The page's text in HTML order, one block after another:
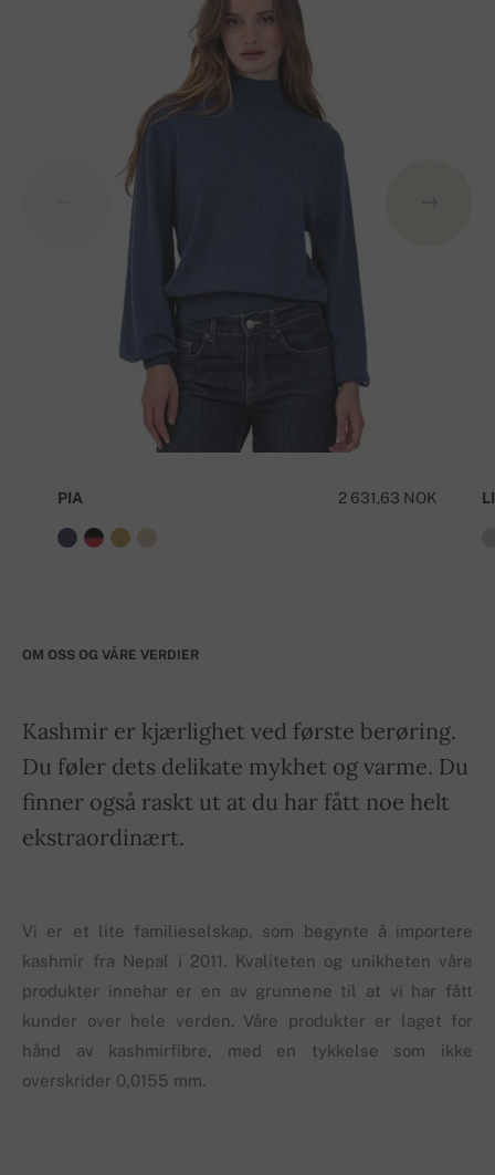
2 631,63 NOK
PIA
OM OSS OG VÅRE VERDIER
Kashmir er kjærlighet ved første berøring.
Du føler dets delikate mykhet og varme. Du
finner også raskt ut at du har fått noe helt
ekstraordinært.
Vi er et lite familieselskap, som begynte å importere
kashmir fra Nepal i 2011. Kvaliteten og unikheten våre
produkter innehar er en av grunnene til at vi har fått
kunder over hele verden. Våre produkter er laget for
hånd av kashmirfibre, med en tykkelse som ikke
overskrider 0,0155 mm.